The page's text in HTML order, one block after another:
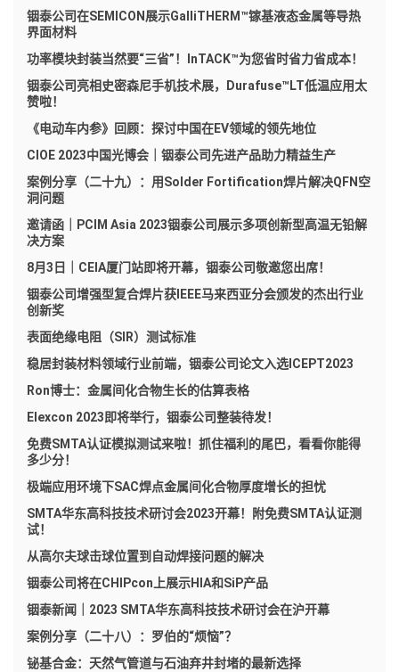
铟泰公司在SEMICON展示GalliTHERM™镓基液态金属等导热
界面材料
功率模块封装当然要“三省”！InTACK™为您省时省力省成本！
铟泰公司亮相史密森尼手机技术展，Durafuse™LT低温应用太
赞啦！
《电动车内参》回顾：探讨中国在EV领域的领先地位
CIOE 2023中国光博会｜铟泰公司先进产品助力精益生产
案例分享（二十九）：用Solder Fortification焊片解决QFN空
洞问题
邀请函｜PCIM Asia 2023铟泰公司展示多项创新型高温无铅解
决方案
8月3日｜CEIA厦门站即将开幕，铟泰公司敬邀您出席！
铟泰公司增强型复合焊片获IEEE马来西亚分会颁发的杰出行业
创新奖
表面绝缘电阻（SIR）测试标准
稳居封装材料领域行业前端，铟泰公司论文入选ICEPT2023
Ron博士：金属间化合物生长的估算表格
Elexcon 2023即将举行，铟泰公司整装待发！
免费SMTA认证模拟测试来啦！抓住福利的尾巴，看看你能得
多少分！
极端应用环境下SAC焊点金属间化合物厚度增长的担忧
SMTA华东高科技技术研讨会2023开幕！附免费SMTA认证测
试！
从高尔夫球击球位置到自动焊接问题的解决
铟泰公司将在CHIPcon上展示HIA和SiP产品
铟泰新闻｜2023 SMTA华东高科技技术研讨会在沪开幕
案例分享（二十八）：罗伯的“烦恼”？
铋基合金：天然气管道与石油弃井封堵的最新选择